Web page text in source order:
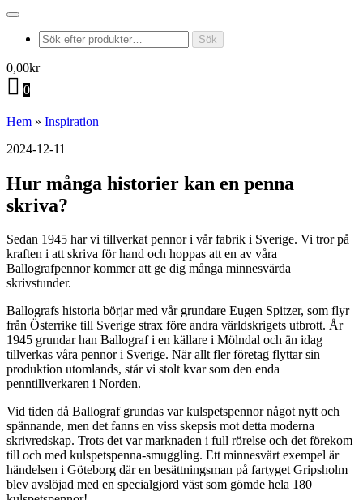
Produktsökning Sök
0,00kr
0
Hem » Inspiration
2024-12-11
Hur många historier kan en penna
skriva?
Sedan 1945 har vi tillverkat pennor i vår fabrik i Sverige. Vi tror på
kraften i att skriva för hand och hoppas att en av våra
Ballografpennor kommer att ge dig många minnesvärda
skrivstunder.
Ballografs historia börjar med vår grundare Eugen Spitzer, som flyr
från Österrike till Sverige strax före andra världskrigets utbrott. År
1945 grundar han Ballograf i en källare i Mölndal och än idag
tillverkas våra pennor i Sverige. När allt fler företag flyttar sin
produktion utomlands, står vi stolt kvar som den enda
penntillverkaren i Norden.
Vid tiden då Ballograf grundas var kulspetspennor något nytt och
spännande, men det fanns en viss skepsis mot detta moderna
skrivredskap. Trots det var marknaden i full rörelse och det förekom
till och med kulspetspenna-smuggling. Ett minnesvärt exempel är
händelsen i Göteborg där en besättningsman på fartyget Gripsholm
blev avslöjad med en specialgjord väst som gömde hela 180